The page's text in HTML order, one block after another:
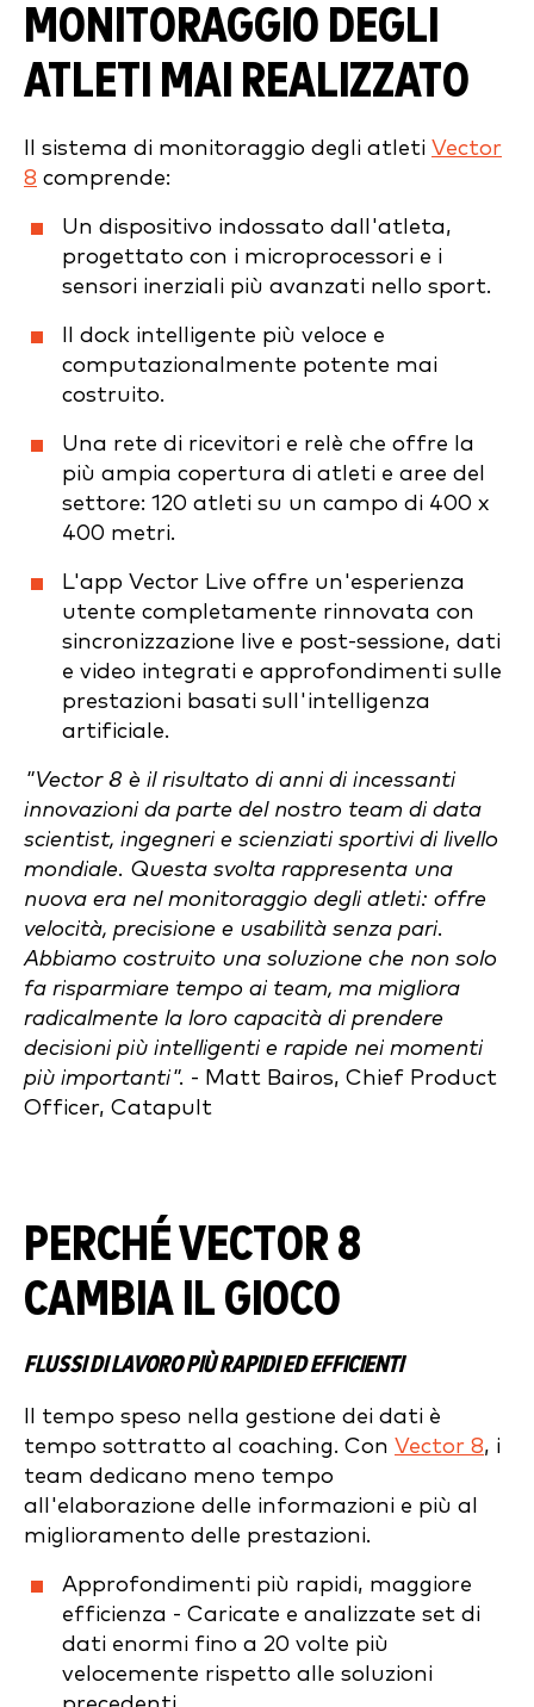
MONITORAGGIO DEGLI
ATLETI MAI REALIZZATO
Il sistema di monitoraggio degli atleti Vector
8 comprende:
Un dispositivo indossato dall'atleta,
progettato con i microprocessori e i
sensori inerziali più avanzati nello sport.
Il dock intelligente più veloce e
computazionalmente potente mai
costruito.
Una rete di ricevitori e relè che offre la
più ampia copertura di atleti e aree del
settore: 120 atleti su un campo di 400 x
400 metri.
L'app Vector Live offre un'esperienza
utente completamente rinnovata con
sincronizzazione live e post-sessione, dati
e video integrati e approfondimenti sulle
prestazioni basati sull'intelligenza
artificiale.
"Vector 8 è il risultato di anni di incessanti
innovazioni da parte del nostro team di data
scientist, ingegneri e scienziati sportivi di livello
mondiale. Questa svolta rappresenta una
nuova era nel monitoraggio degli atleti: offre
velocità, precisione e usabilità senza pari.
Abbiamo costruito una soluzione che non solo
fa risparmiare tempo ai team, ma migliora
radicalmente la loro capacità di prendere
decisioni più intelligenti e rapide nei momenti
più importanti". - Matt Bairos, Chief Product
Officer, Catapult
PERCHÉ VECTOR 8
CAMBIA IL GIOCO
FLUSSI DI LAVORO PIÙ RAPIDI ED EFFICIENTI
Il tempo speso nella gestione dei dati è
tempo sottratto al coaching. Con Vector 8, i
team dedicano meno tempo
all'elaborazione delle informazioni e più al
miglioramento delle prestazioni.
Approfondimenti più rapidi, maggiore
efficienza - Caricate e analizzate set di
dati enormi fino a 20 volte più
velocemente rispetto alle soluzioni